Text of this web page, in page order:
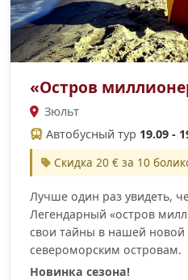
«Остров
Зюльт
Автобусный тур 19.09 -
Скидка 20 € за 10
Лучше один раз увидеть,
Легендарный «остров
свои тайны в нашей новой
североморским островам.
Новинка сезона!